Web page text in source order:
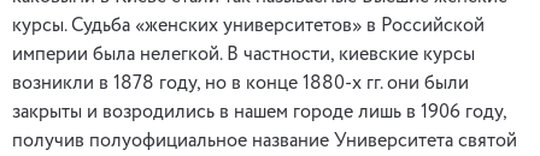
курсы. Судьба «женских университетов» в Российской
империи была нелегкой. В частности, киевские курсы
возникли в 1878 году, но в конце 1880-х гг. они были
закрыты и возродились в нашем городе лишь в 1906 году,
получив полуофициальное название Университета святой